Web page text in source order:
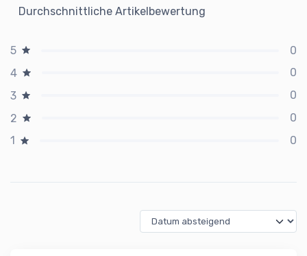
Durchschnittliche Artikelbewertung
5
0
4
0
3
0
2
0
1
0